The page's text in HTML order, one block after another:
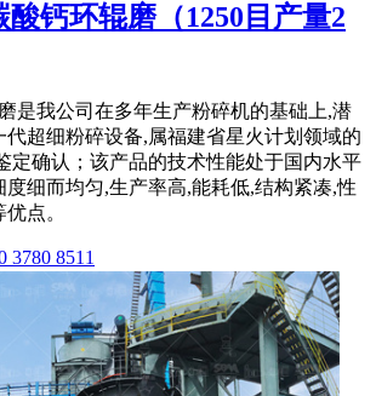
酸钙环辊磨（1250目产量2
是我公司在多年生产粉碎机的基础上,潜
代超细粉碎设备,属福建省星火计划领域的
定确认；该产品的技术性能处于国内水平
度细而均匀,生产率高,能耗低,结构紧凑,性
点。
3780 8511